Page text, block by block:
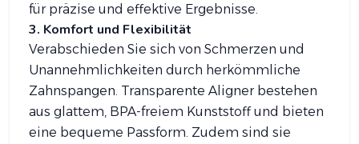
für präzise und effektive Ergebnisse.
3. Komfort und Flexibilität
Verabschieden Sie sich von Schmerzen und
Unannehmlichkeiten durch herkömmliche
Zahnspangen. Transparente Aligner bestehen
aus glattem, BPA-freiem Kunststoff und bieten
eine bequeme Passform. Zudem sind sie